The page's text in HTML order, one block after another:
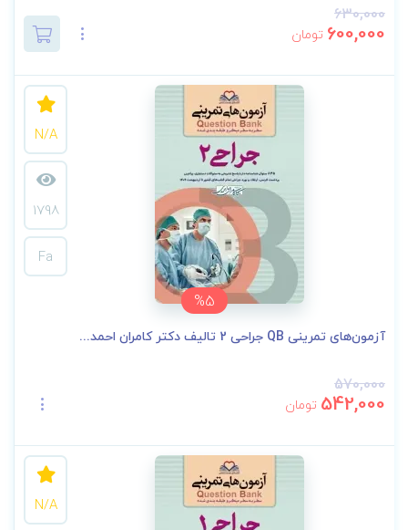
630,000
600,000 تومان
%5
N/A
1798
Fa
آزمون‌های تمرینی QB جراحی 2 تالیف دکتر کامران احمد...
570,000
542,000 تومان
N/A